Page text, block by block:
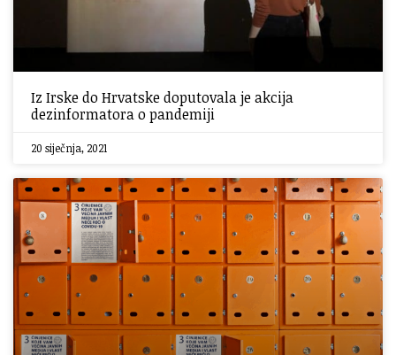
Iz Irske do Hrvatske doputovala je akcija
dezinformatora o pandemiji
20 siječnja, 2021